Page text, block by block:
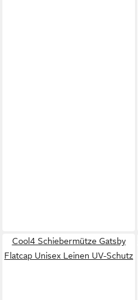
Cool4 Schiebermütze Gatsby
Flatcap Unisex Leinen UV-Schutz